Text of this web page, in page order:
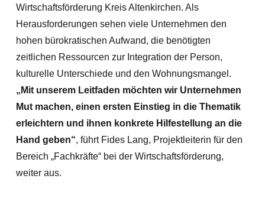
Wirtschaftsförderung Kreis Altenkirchen. Als
Herausforderungen sehen viele Unternehmen den
hohen bürokratischen Aufwand, die benötigten
zeitlichen Ressourcen zur Integration der Person,
kulturelle Unterschiede und den Wohnungsmangel.
„Mit unserem Leitfaden möchten wir Unternehmen
Mut machen, einen ersten Einstieg in die Thematik
erleichtern und ihnen konkrete Hilfestellung an die
Hand geben“, führt Fides Lang, Projektleiterin für den
Bereich „Fachkräfte“ bei der Wirtschaftsförderung,
weiter aus.